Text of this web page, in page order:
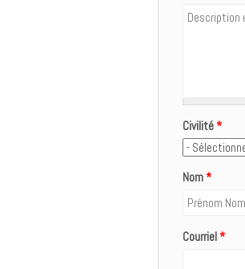
Civilité*
Nom*
Courriel*